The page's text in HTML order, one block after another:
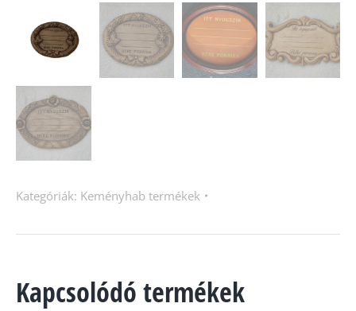
Kategóriák: Keményhab termékek
Kapcsolódó termékek